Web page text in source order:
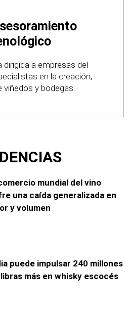
a empresas del
en la creación,
y bodegas.
mundial del vino
una caída generalizada en
y volumen
puede impulsar 240 millones
más en whisky escocés